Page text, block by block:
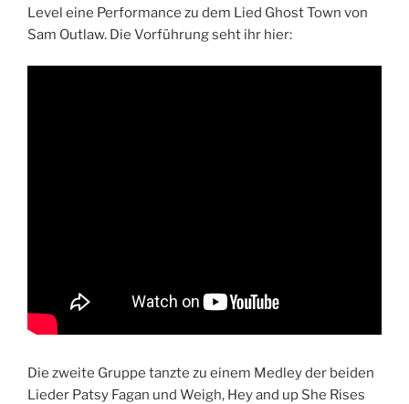
Level eine Performance zu dem Lied Ghost Town von
Sam Outlaw. Die Vorführung seht ihr hier:
Die zweite Gruppe tanzte zu einem Medley der beiden
Lieder Patsy Fagan und Weigh, Hey and up She Rises